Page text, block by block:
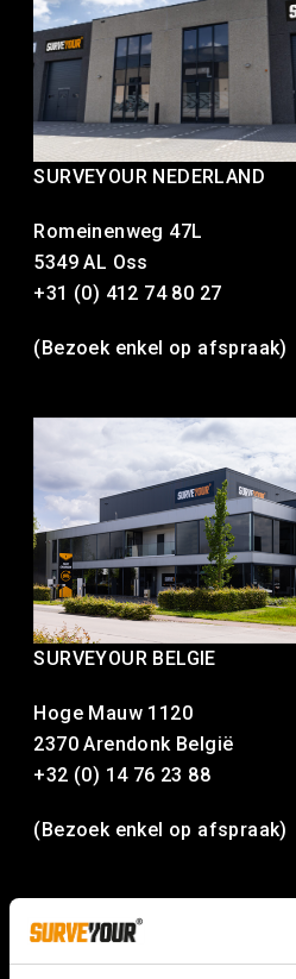
SURVEYOUR NEDERLAND
Romeinenweg 47L
5349 AL Oss
+31 (0) 412 74 80 27
(Bezoek enkel op afspraak)
SURVEYOUR BELGIE
Hoge Mauw 1120
2370 Arendonk België
+32 (0) 14 76 23 88
(Bezoek enkel op afspraak)
Servicenummer:
+31 (0) 13 36 99 360